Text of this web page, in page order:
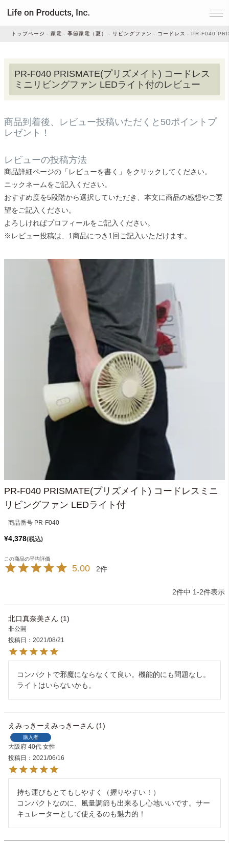
家電
家事・生活雑貨
ルームフレグランス
ビューティー
デジタル雑貨
ライト・シーリングファン
アクセサリー・消耗品
アウトレット
トップページ 家電 季節家電（夏） リビングファン コードレス PR-F040
PR-F040 PRISMATE(プリズメイト) コードレス
ミニリビングファン LEDライト付のレビュー
商品到着後、レビュー投稿いただくと50ポイントプ
レゼント！
レビューの投稿方法
商品詳細ページの「レビューを書く」をクリックしてください。
ニックネームをご記入ください。
おすすめ度を5段階から選択していただき、本文に商品の感想やご要
望をご記入ください。
よろしければプロフィールをご記入ください。
※レビュー投稿は、1商品につき1回ご記入いただけます。
PR-F040 PRISMATE(プリズメイト) コードレスミニ
リビングファン LEDライト付
商品番号 PR-F040
¥4,378 税込
5.00 2
2件中 1-2件表示
北口真奈美 1
非公開
投稿日
2021/08/21
コンパクトで邪魔にならなくて良い。機能的にも問題なし。
ライトはいらないかも。
えみっきーえみっきー 1
購入者
大阪府 40代 女性
投稿日
2021/06/16
持ち運びもとてもしやすく（握りやすい！）
コンパクトなのに、風量調節も出来るし心地いいです。サー
キュレーターとして使えるのも魅力的！